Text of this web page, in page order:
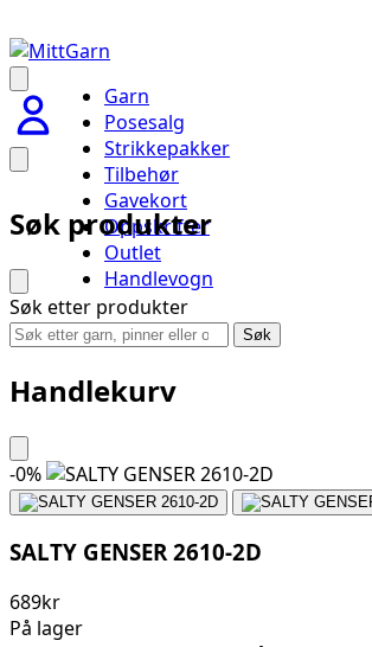
Garn
Posesalg
Strikkepakker
Tilbehør
Gavekort
Oppskrifter
Outlet
Handlevogn
Søk produkter
Søk etter produkter
Søk
Handlekurv
-0%
SALTY GENSER 2610-2D
689kr
På lager